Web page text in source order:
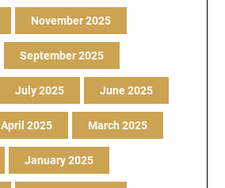
November 2025
September 2025
July 2025 June 2025
April 2025 March 2025
January 2025